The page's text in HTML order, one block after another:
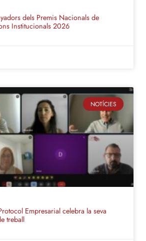
dels Premis Nacionals de
Institucionals 2026
NOTÍCIES
Empresarial celebra la seva
treball